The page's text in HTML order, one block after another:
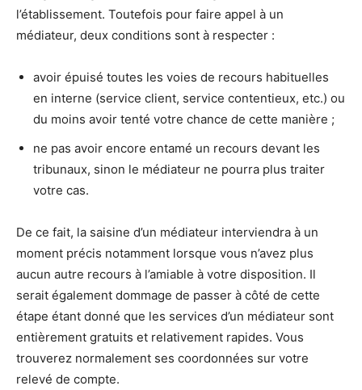
l’établissement. Toutefois pour faire appel à un
médiateur, deux conditions sont à respecter :
avoir épuisé toutes les voies de recours habituelles
en interne (service client, service contentieux, etc.) ou
du moins avoir tenté votre chance de cette manière ;
ne pas avoir encore entamé un recours devant les
tribunaux, sinon le médiateur ne pourra plus traiter
votre cas.
De ce fait, la saisine d’un médiateur interviendra à un
moment précis notamment lorsque vous n’avez plus
aucun autre recours à l’amiable à votre disposition. Il
serait également dommage de passer à côté de cette
étape étant donné que les services d’un médiateur sont
entièrement gratuits et relativement rapides. Vous
trouverez normalement ses coordonnées sur votre
relevé de compte.